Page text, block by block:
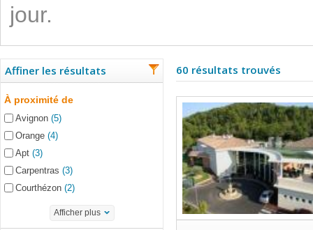
jour.
Affiner les résultats
À proximité de
Avignon (5)
Orange (4)
Apt (3)
Carpentras (3)
Courthézon (2)
Afficher plus
60 résultats trouvés